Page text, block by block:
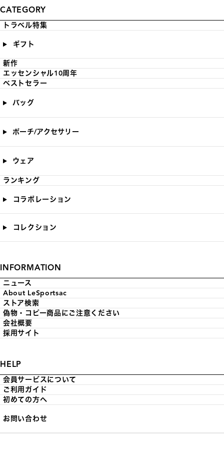
CATEGORY
トラベル特集
ギフト
新作
エッセンシャル10周年
ベストセラー
バッグ
ポーチ/アクセサリー
ウェア
ランキング
コラボレーション
コレクション
INFORMATION
ニュース
About LeSportsac
ストア検索
偽物・コピー商品にご注意ください
会社概要
採用サイト
HELP
会員サービスについて
ご利用ガイド
初めての方へ
お問い合わせ